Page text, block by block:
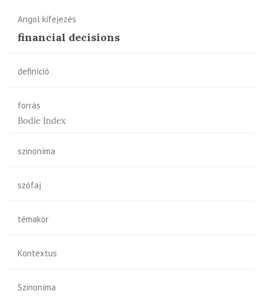
Angol kifejezés
financial decisions
definíció
forrás
Bodie Index
szinoníma
szófaj
témakör
Kontextus
Szinoníma